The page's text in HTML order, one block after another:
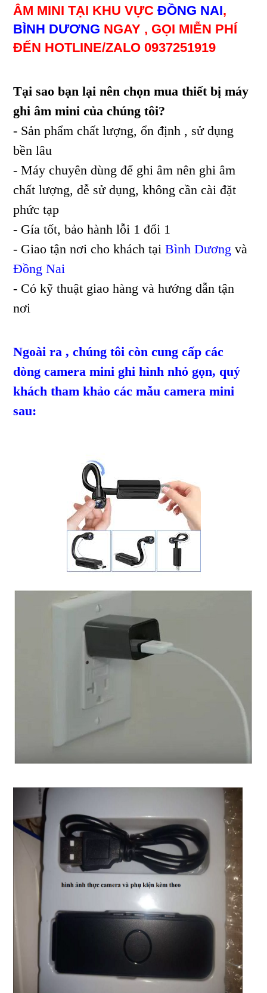
ÂM MINI TẠI KHU VỰCĐỒNG NAI,
BÌNH DƯƠNG NGAY , GỌI MIỄN PHÍ
ĐẾN HOTLINE/ZALO 0937251919
Tại sao bạn lại nên chọn mua thiết bị máy
ghi âm mini của chúng tôi?
- Sản phẩm chất lượng, ổn định , sử dụng
bền lâu
- Máy chuyên dùng để ghi âm nên ghi âm
chất lượng, dễ sử dụng, không cần cài đặt
phức tạp
- Gía tốt, bảo hành lỗi 1 đổi 1
- Giao tận nơi cho khách tạiBình Dươngvà
Đồng Nai
- Có kỹ thuật giao hàng và hướng dẫn tận
nơi
Ngoài ra , chúng tôi còn cung cấp các
dòng camera mini ghi hình nhỏ gọn, quý
khách tham khảo các mẫu camera mini
sau: